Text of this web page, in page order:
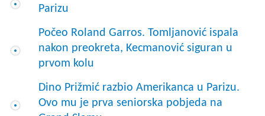
Parizu
Počeo Roland Garros. Tomljanović ispala
nakon preokreta, Kecmanović siguran u
prvom kolu
Dino Prižmić razbio Amerikanca u Parizu.
Ovo mu je prva seniorska pobjeda na